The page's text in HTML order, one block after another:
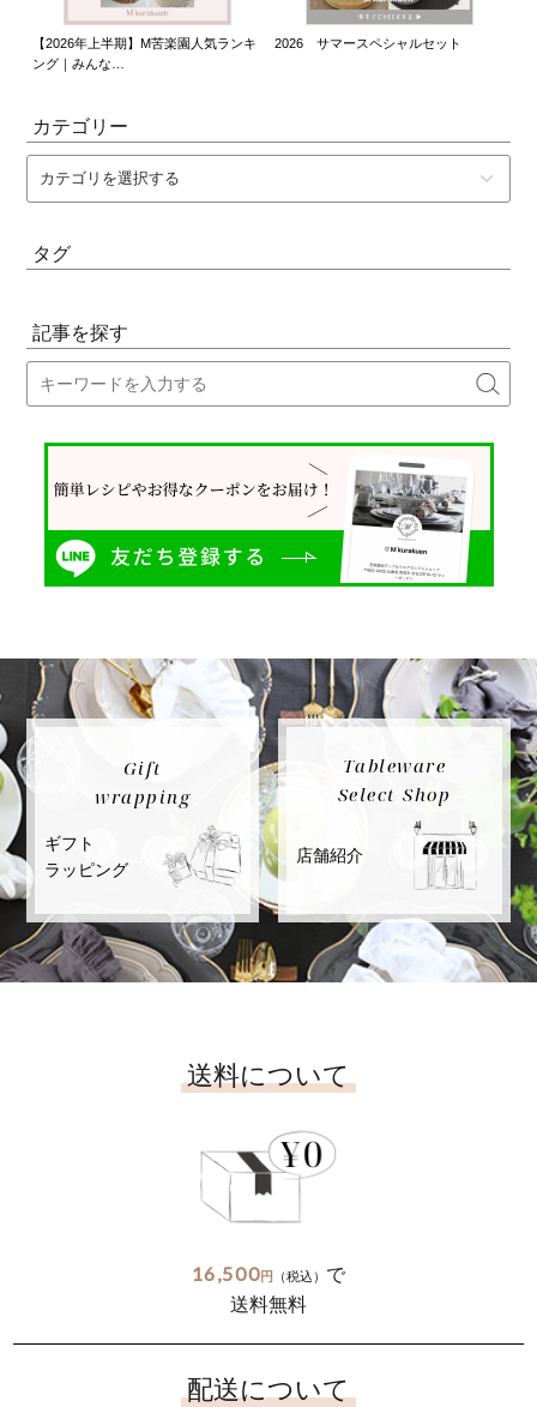
【2026年上半期】M苦楽園人気ランキ
ング｜みんな…
2026 サマースペシャルセット
カテゴリー
タグ
記事を探す
Gift
wrapping
ギフト
ラッピング
Tableware
Select Shop
店舗紹介
送料について
16,500円 （税込） で
送料無料
配送について